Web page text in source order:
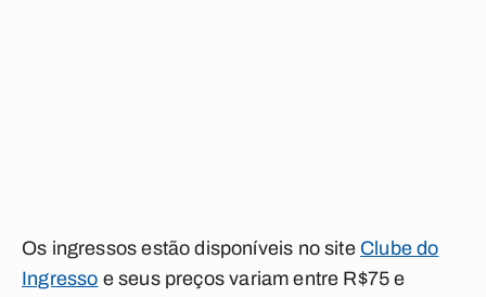
Os ingressos estão disponíveis no site Clube do
Ingresso e seus preços variam entre R$75 e